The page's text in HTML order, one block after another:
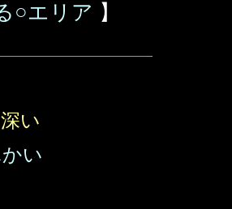
○エリア 】
い
い